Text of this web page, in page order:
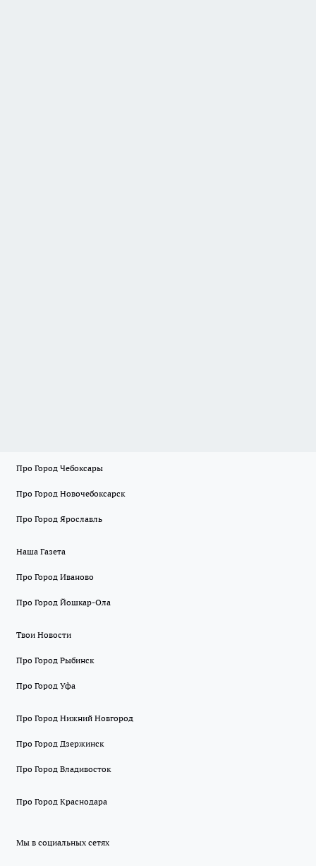
Про Город Чебоксары
Про Город Новочебоксарск
Про Город Ярославль
Наша Газета
Про Город Иваново
Про Город Йошкар-Ола
Твои Новости
Про Город Рыбинск
Про Город Уфа
Про Город Нижний Новгород
Про Город Дзержинск
Про Город Владивосток
Про Город Краснодара
Мы в социальных сетях